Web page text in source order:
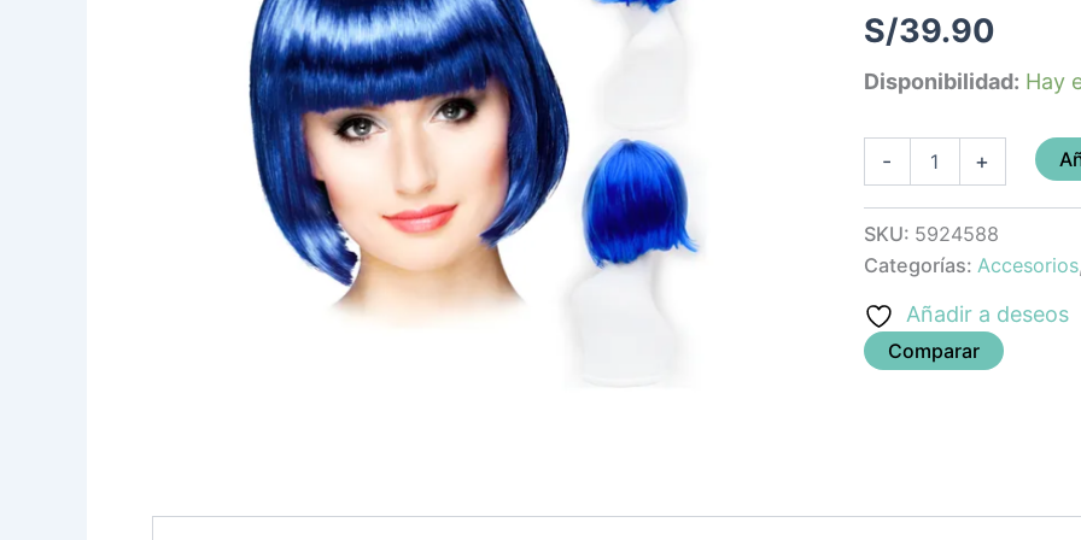
S/39.90
Disponibilidad: Hay
- +
SKU: 5924588
Categorías: Accesorios
Añadir a deseos
Comparar